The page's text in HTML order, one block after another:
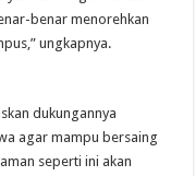
benar menorehkan
ungkapnya.
dukungannya
agar mampu bersaing
seperti ini akan